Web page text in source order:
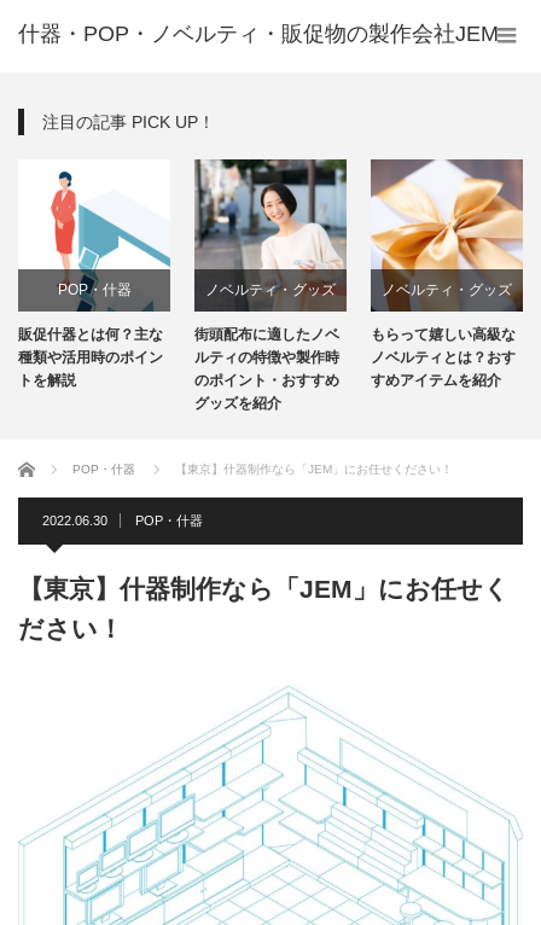
什器・POP・ノベルティ・販促物の製作会社JEM
注目の記事 PICK UP！
POP・什器
販促什器とは何？主な
種類や活用時のポイン
トを解説
ノベルティ・グッズ
街頭配布に適したノベ
ルティの特徴や製作時
のポイント・おすすめ
グッズを紹介
ノベルティ・グッズ
もらって嬉しい高級な
ノベルティとは？おす
すめアイテムを紹介
ホーム POP・什器 【東京】什器制作なら「JEM」にお任せください！
2022.06.30 POP・什器
【東京】什器制作なら「JEM」にお任せく
ださい！